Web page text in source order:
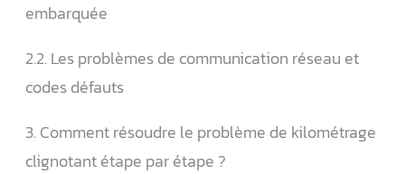
embarquée
2.2. Les problèmes de communication réseau et
codes défauts
3. Comment résoudre le problème de kilométrage
clignotant étape par étape ?